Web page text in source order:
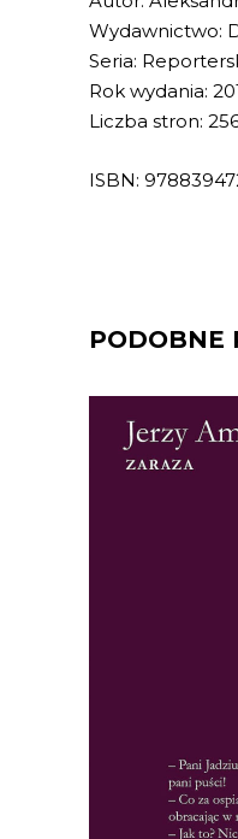
Wydawnictwo:
Seria:
Rok wydania:
Liczba stron:
ISBN:
PODOBNE
[EBOOK]
czasach,